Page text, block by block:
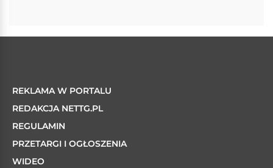
REKLAMA W PORTALU
REDAKCJA NETTG.PL
REGULAMIN
PRZETARGI I OGŁOSZENIA
WIDEO